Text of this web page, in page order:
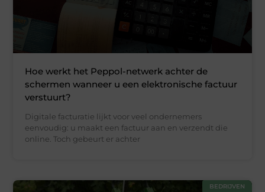
Hoe werkt het Peppol-netwerk achter de
schermen wanneer u een elektronische factuur
verstuurt?
Digitale facturatie lijkt voor veel ondernemers
eenvoudig: u maakt een factuur aan en verzendt die
online. Toch gebeurt er achter
BEDRIJVEN